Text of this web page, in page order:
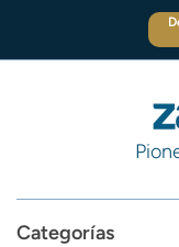
Categorías